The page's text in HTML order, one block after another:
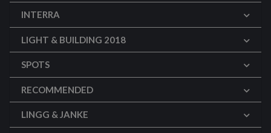
INTERRA
LIGHT & BUILDING 2018
SPOTS
RECOMMENDED
LINGG & JANKE